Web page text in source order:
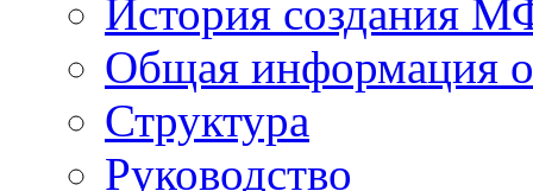
История создания
Общая
Структура
Руководство